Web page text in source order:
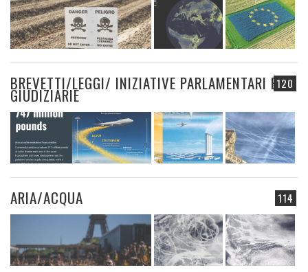
120
BREVETTI/LEGGI/ INIZIATIVE PARLAMENTARI E
GIUDIZIARIE
114
ARIA/ACQUA